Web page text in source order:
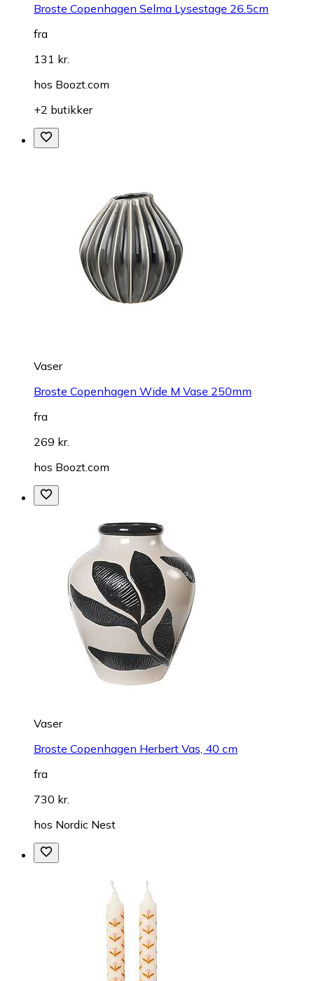
Broste Copenhagen Selma Lysestage 26.5cm
fra
131 kr.
hos Boozt.com
+2 butikker
Vaser
Broste Copenhagen Wide M Vase 250mm
fra
269 kr.
hos Boozt.com
Vaser
Broste Copenhagen Herbert Vas, 40 cm
fra
730 kr.
hos Nordic Nest